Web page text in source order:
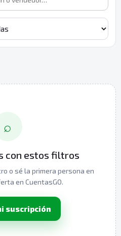
⌕
con estos filtros
o sé la primera persona en
en CuentasGO.
suscripción